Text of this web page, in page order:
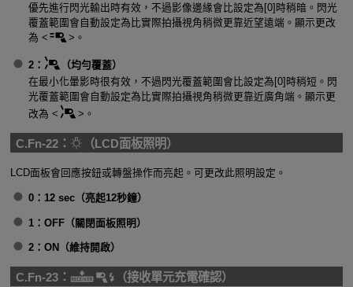
優先進行閃光輸出時有效，不過影像邊緣會比設定為[0]時稍暗。閃光
覆蓋範圍會自動設定為比實際拍攝視角稍微更靠近望遠端。顯示更改
為
。
2：
（均勻覆蓋）
在最小化暈影時很有效，不過閃光覆蓋範圍會比設定為[0]時稍短。閃
光覆蓋範圍會自動設定為比實際拍攝視角稍微更靠近廣角端。顯示更
改為
。
C.Fn-22： （LCD面板照明）
LCD面板會回應按鈕或轉盤操作而亮起。可更改此照明設定。
0： 12 sec（亮起12秒鐘）
1：OFF（關閉面板照明）
2：ON（維持開啟）
C.Fn-23： （接收單元充電確認）